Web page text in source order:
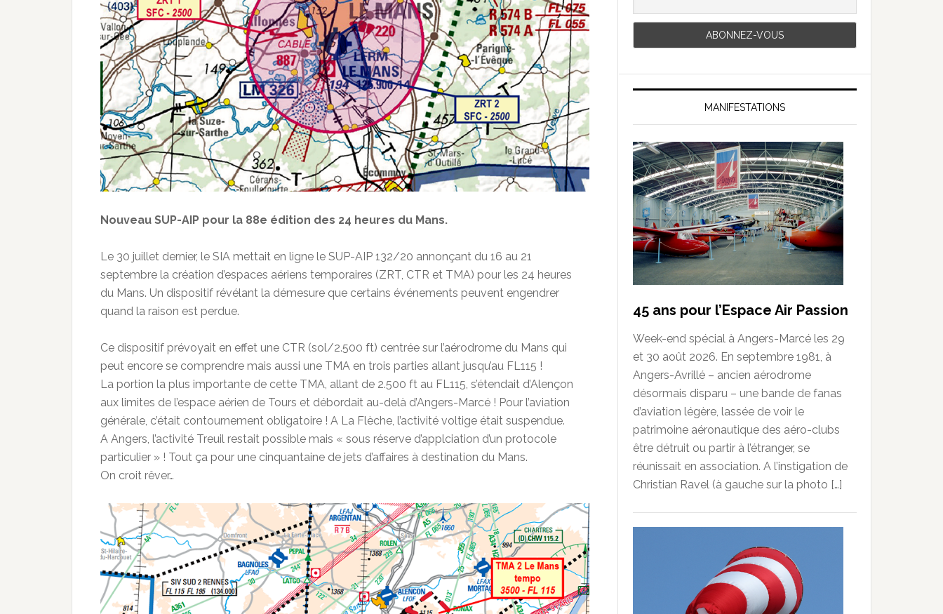
Nouveau SUP-AIP pour la 88e édition des 24 heures du Mans.
Le 30 juillet dernier, le SIA mettait en ligne le SUP-AIP 132/20 annonçant du 16 au 21
septembre la création d’espaces aériens temporaires (ZRT, CTR et TMA) pour les 24 heures
du Mans. Un dispositif révélant la démesure que certains événements peuvent engendrer
quand la raison est perdue.
Ce dispositif prévoyait en effet une CTR (sol/2.500 ft) centrée sur l’aérodrome du Mans qui
peut encore se comprendre mais aussi une TMA en trois parties allant jusqu’au FL115 !
La portion la plus importante de cette TMA, allant de 2.500 ft au FL115, s’étendait d’Alençon
aux limites de l’espace aérien de Tours et débordait au-delà d’Angers-Marcé ! Pour l’aviation
générale, c’était contournement obligatoire ! A La Flèche, l’activité voltige était suspendue.
A Angers, l’activité Treuil restait possible mais « sous réserve d’applciation d’un protocole
particulier » ! Tout ça pour une cinquantaine de jets d’affaires à destination du Mans.
On croit rêver…
MANIFESTATIONS
45 ans pour l’Espace Air Passion
Week-end spécial à Angers-Marcé les 29
et 30 août 2026. En septembre 1981, à
Angers-Avrillé – ancien aérodrome
désormais disparu – une bande de fanas
d’aviation légère, lassée de voir le
patrimoine aéronautique des aéro-clubs
être détruit ou partir à l’étranger, se
réunissait en association. A l’instigation de
Christian Ravel (à gauche sur la photo […]